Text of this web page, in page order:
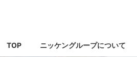
TOP ニッケングループについて